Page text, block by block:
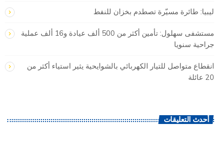
ليبيا: طائرة مسيّرة تصطدم بخزان للنفط
مستشفى سهلول: تأمين أكثر من 500 ألف عيادة و16 ألف عملية
جراحية سنويا
انقطاع متواصل للتيار الكهربائي بالشوايحية يثير استياء أكثر من
20 عائلة
أحدث التعليقات